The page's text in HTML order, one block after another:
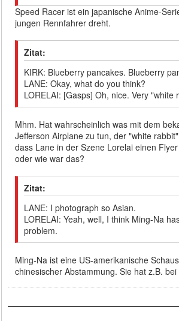
Speed Racer ist ein japanische Anime-
jungen Rennfahrer dreht.
Zitat:
KIRK: Blueberry pancakes. Blueberry
LANE: Okay, what do you think?
LORELAI: [Gasps] Oh, nice. Very "white
Mhm. Hat wahrscheinlich was mit dem
Jefferson Airplane zu tun, der "white rabbit"
dass Lane in der Szene Lorelai einen
oder wie war das?
Zitat:
LANE: I photograph so Asian.
LORELAI: Yeah, well, I think Ming-Na
problem.
Ming-Na ist eine US-amerikanische
chinesischer Abstammung. Sie hat z.B.